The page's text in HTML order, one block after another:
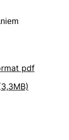
pdf